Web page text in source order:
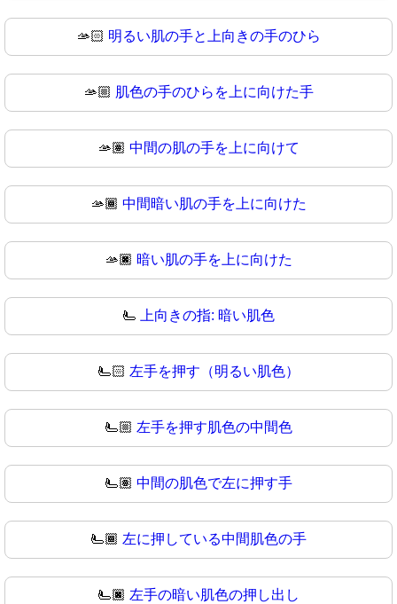
🫴🏻 明るい肌の手と上向きの手のひら
🫴🏼 肌色の手のひらを上に向けた手
🫴🏽 中間の肌の手を上に向けて
🫴🏾 中間暗い肌の手を上に向けた
🫴🏿 暗い肌の手を上に向けた
🫷 上向きの指: 暗い肌色
🫷🏻 左手を押す（明るい肌色）
🫷🏼 左手を押す肌色の中間色
🫷🏽 中間の肌色で左に押す手
🫷🏾 左に押している中間肌色の手
🫷🏿 左手の暗い肌色の押し出し